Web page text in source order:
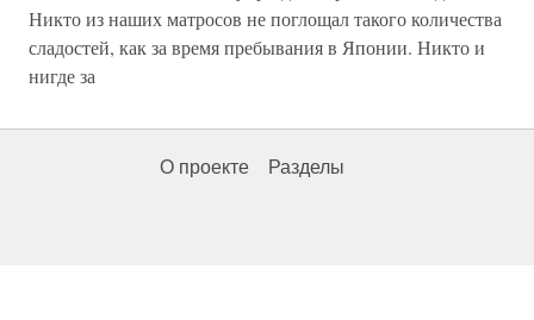
Никто из наших матросов не поглощал такого количества
сладостей, как за время пребывания в Японии. Никто и
нигде за
О проекте Разделы